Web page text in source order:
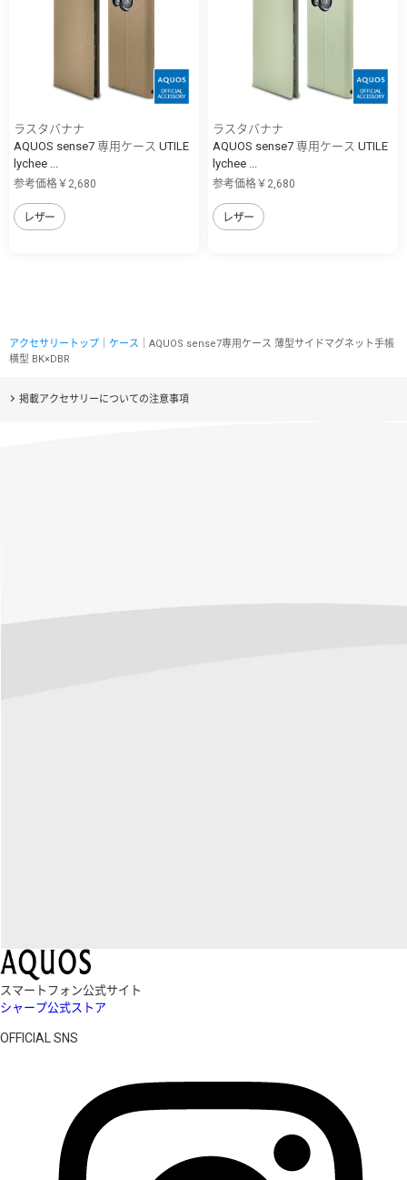
ラスタバナナ
AQUOS sense7 専用ケース UTILE
lychee ...
参考価格￥2,680
レザー
ラスタバナナ
AQUOS sense7 専用ケース UTILE
lychee ...
参考価格￥2,680
レザー
アクセサリートップ ケース ｜AQUOS sense7専用ケース 薄型サイドマグネット手帳
横型 BK×DBR
掲載アクセサリーについての注意事項
スマートフォン公式サイト
シャープ公式ストア
OFFICIAL SNS